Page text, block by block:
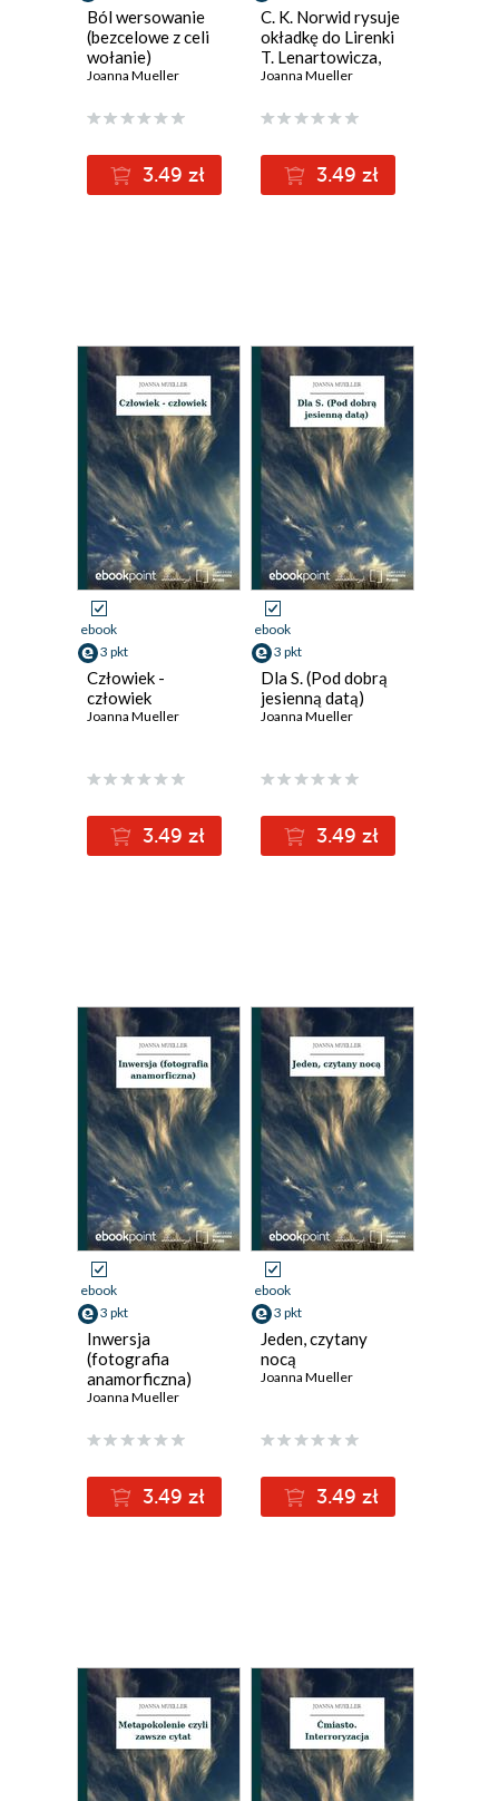
Ból wersowanie
(bezcelowe z celi
wołanie)
Joanna Mueller
3.49 zł
C. K. Norwid rysuje
okładkę do Lirenki
T. Lenartowicza,
co nieuchronnie
traktat o przyjaźni,
dochodzi lub nie
dochodzi do
adresata
Joanna Mueller
3.49 zł
ebook
3 pkt
Człowiek -
człowiek
Joanna Mueller
3.49 zł
ebook
3 pkt
Dla S. (Pod dobrą
jesienną datą)
Joanna Mueller
3.49 zł
ebook
3 pkt
Inwersja
(fotografia
anamorficzna)
Joanna Mueller
3.49 zł
ebook
3 pkt
Jeden, czytany
nocą
Joanna Mueller
3.49 zł